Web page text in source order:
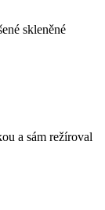
skleněné
a sám režíroval